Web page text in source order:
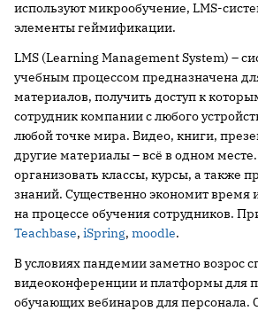
используют микрообучение, LMS-
элементы геймификации.
LMS (Learning Management System) –
учебным процессом предназначена
материалов, получить доступ к
сотрудник компании с любого
любой точке мира. Видео, книги,
другие материалы – всё в одном
организовать классы, курсы, а также
знаний. Существенно экономит время
на процессе обучения сотрудников.
Teachbase, iSpring, moodle.
В условиях пандемии заметно возрос
видеоконференции и платформы для
обучающих вебинаров для персонала.